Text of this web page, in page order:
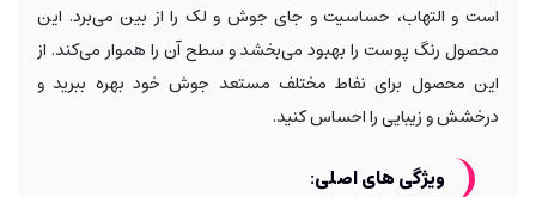
است و التهاب، حساسیت و جای جوش و لک را از بین می‌برد. این
محصول رنگ پوست را بهبود می‌بخشد و سطح آن را هموار می‌کند. از
این محصول برای نفاط مختلف مستعد جوش خود بهره ببرید و
درخشش و زیبایی را احساس کنید.
ویژگی های اصلی: